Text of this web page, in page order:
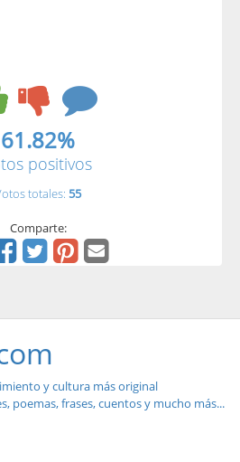
61.82%
positivos
totales: 55
Comparte:
y cultura más original
poemas, frases, cuentos y mucho más...